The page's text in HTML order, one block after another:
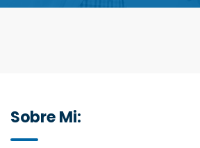
Sobre Mi: